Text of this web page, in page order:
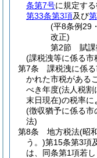
条第7号に規定す
第33条第3項及び
(平8条例29
改正)
第2節
賦
(課税洩等に係る市
第7条
課税洩に係
かれた市税がある
べき年度(法人税割
末日現在)の税率に
(徴収猶予に係る市
法)
第8条
地方税法(昭
う。)第15条第3項
は、同条第1項若